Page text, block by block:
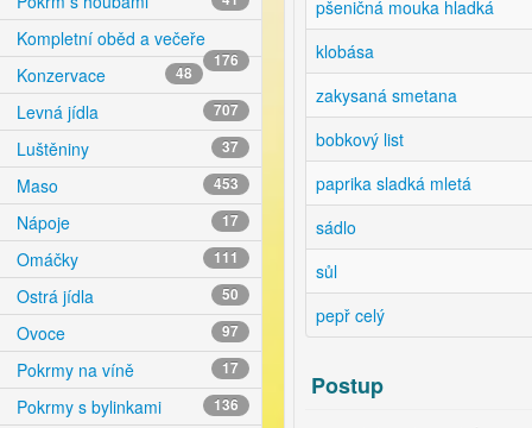
Kompletní oběd a večeře
176
Konzervace 48
Levná jídla 707
Luštěniny 37
Maso 453
Nápoje 17
Omáčky 111
Ostrá jídla 50
Ovoce 97
Pokrmy na víně 17
Pokrmy s bylinkami 136
pšeničná mouka hladká
klobása
zakysaná smetana
bobkový list
paprika sladká mletá
sádlo
sůl
pepř celý
Postup